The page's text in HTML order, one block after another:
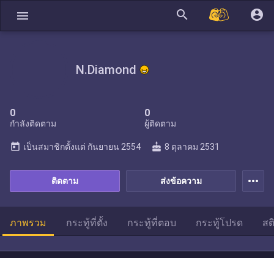
menu search account_circle
N.Diamond
0
กำลังติดตาม
0
ผู้ติดตาม
ส่งข้อความ
ติดตาม
today เป็นสมาชิกตั้งแต่ กันยายน 2554 cake 8 ตุลาคม 2531
more_horiz
ภาพรวม กระทู้ที่ตั้ง กระทู้ที่ตอบ กระทู้โปรด ส